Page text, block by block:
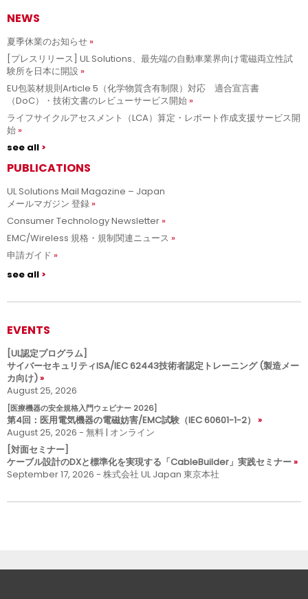
NEWS
夏季休業のお知らせ
[プレスリリース] UL Solutions、最先端の自動車業界向け電磁両立性試
験所を日本に開設
EU包装材規則Article 5（化学物質含有制限）対応 適合宣言書
（DoC）・技術文書のレビューサービス開始
ライフサイクルアセスメント（LCA）算定・レポート作成支援サービス開
始
see all
PUBLICATIONS
UL Solutions Mail Magazine – Japan
メールマガジン 登録
Consumer Technology Newsletter
EMC/Wireless 規格・規制関連ニュース
申請ガイド
see all
EVENTS
[UL認定プログラム]
サイバーセキュリティISA/IEC 62443技術者認定トレーニング (製造メー
カ向け)
August 25, 2026
[医療機器の安全規格入門ウェビナー 2026]
第4回：医用電気機器の電磁妨害/EMC試験（IEC 60601-1-2）
August 25, 2026 - 無料 | オンライン
[対面セミナー]
ケーブル設計のDXと標準化を実現する「CableBuilder」実践セミナー
September 17, 2026 - 株式会社 UL Japan 東京本社